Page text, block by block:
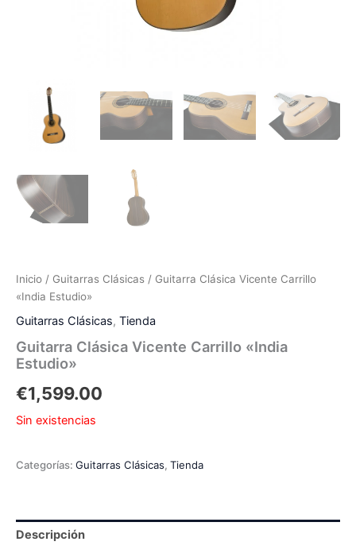
Inicio / Guitarras Clásicas / Guitarra Clásica Vicente Carrillo
«India Estudio»
Guitarras Clásicas, Tienda
Guitarra Clásica Vicente Carrillo «India
Estudio»
€1,599.00
Sin existencias
Categorías: Guitarras Clásicas, Tienda
Descripción